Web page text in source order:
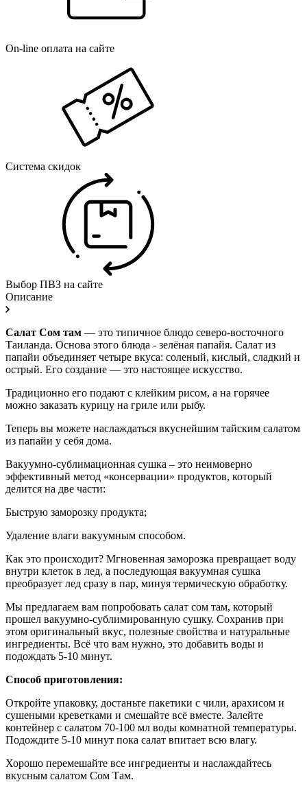
On-line оплата на сайте
Система скидок
Выбор ПВЗ на сайте
Описание
Салат Сом там — это типичное блюдо северо-восточного
Таиланда. Основа этого блюда - зелёная папайя. Салат из
папайи объединяет четыре вкуса: соленый, кислый, сладкий и
острый. Его создание — это настоящее искусство.
Традиционно его подают с клейким рисом, а на горячее
можно заказать курицу на гриле или рыбу.
Теперь вы можете наслаждаться вкуснейшим тайским салатом
из папайи у себя дома.
Вакуумно-сублимационная сушка – это неимоверно
эффективный метод «консервации» продуктов, который
делится на две части:
Быструю заморозку продукта;
Удаление влаги вакуумным способом.
Как это происходит? Мгновенная заморозка превращает воду
внутри клеток в лед, а последующая вакуумная сушка
преобразует лед сразу в пар, минуя термическую обработку.
Мы предлагаем вам попробовать салат сом там, который
прошел вакуумно-сублимированную сушку. Сохранив при
этом оригинальный вкус, полезные свойства и натуральные
ингредиенты. Всё что вам нужно, это добавить воды и
подождать 5-10 минут.
Способ приготовления:
Откройте упаковку, достаньте пакетики с чили, арахисом и
сушеными креветками и смешайте всё вместе. Залейте
контейнер с салатом 70-100 мл воды комнатной температуры.
Подождите 5-10 минут пока салат впитает всю влагу.
Хорошо перемешайте все ингредиенты и наслаждайтесь
вкусным салатом Сом Там.